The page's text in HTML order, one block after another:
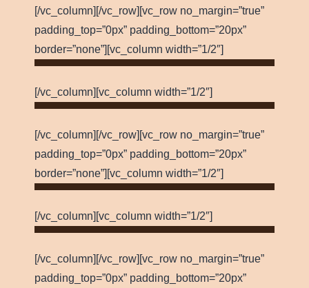
[/vc_column][/vc_row][vc_row no_margin=”true”
padding_top=”0px” padding_bottom=”20px”
border=”none”][vc_column width=”1/2″]
[/vc_column][vc_column width=”1/2″]
[/vc_column][/vc_row][vc_row no_margin=”true”
padding_top=”0px” padding_bottom=”20px”
border=”none”][vc_column width=”1/2″]
[/vc_column][vc_column width=”1/2″]
[/vc_column][/vc_row][vc_row no_margin=”true”
padding_top=”0px” padding_bottom=”20px”